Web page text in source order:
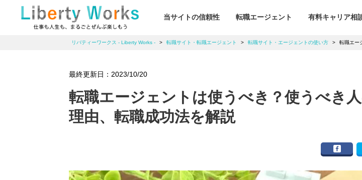
当サイトの信頼性 転職エージェント 有料キャリア相
リバティーワークス - Liberty Works - > 転職サイト・転職エージェント > 転職サイト・エージェントの使い方 > 転職エー
最終更新日： 2023/10/20
転職エージェントは使うべき？使うべき
理由、転職成功法を解説